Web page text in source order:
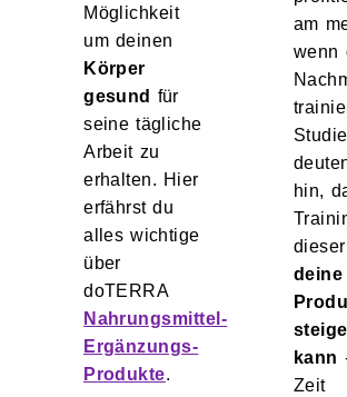
Möglichkeit
um deinen
Körper
gesund für
seine tägliche
Arbeit zu
erhalten. Hier
erfährst du
alles wichtige
über
doTERRA
Nahrungsmittel-
Ergänzungs-
Produkte.
am
wenn
hin,
deine
kann
Zeit